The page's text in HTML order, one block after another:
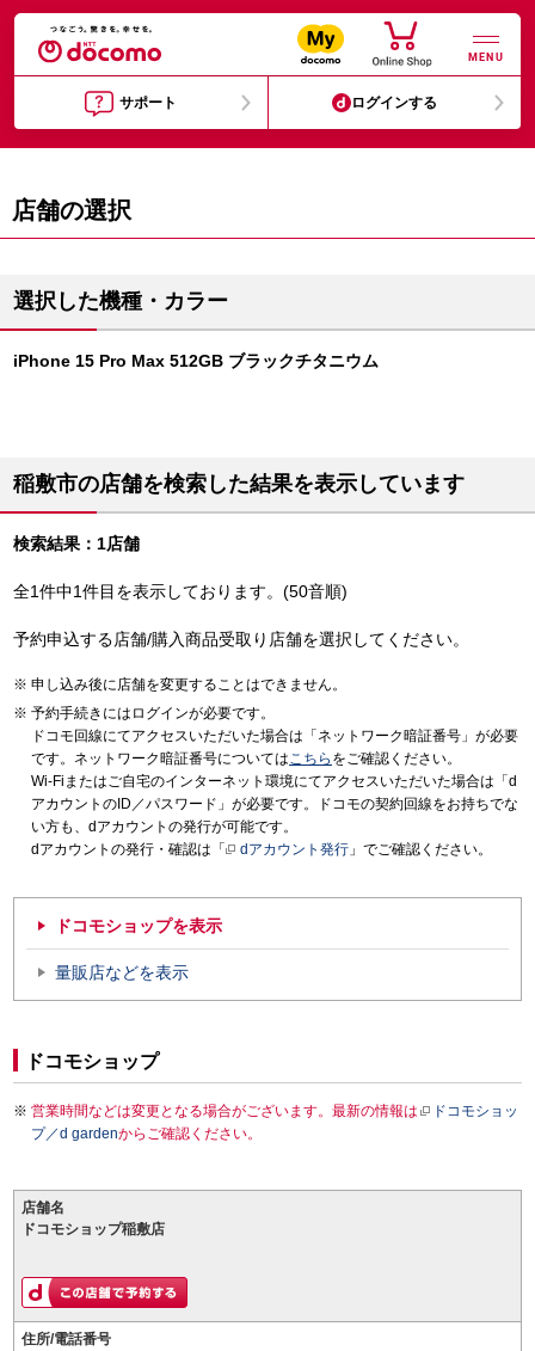
MENU
サポート ログインする
店舗の選択
選択した機種・カラー
iPhone 15 Pro Max 512GB ブラックチタニウム
稲敷市の店舗を検索した結果を表示しています
検索結果：1店舗
全1件中1件目を表示しております。(50音順)
予約申込する店舗/購入商品受取り店舗を選択してください。
申し込み後に店舗を変更することはできません。
予約手続きにはログインが必要です。
ドコモ回線にてアクセスいただいた場合は「ネットワーク暗証番号」が必要
です。ネットワーク暗証番号についてはこちら をご確認ください。
Wi-Fiまたはご自宅のインターネット環境にてアクセスいただいた場合は「d
アカウントのID／パスワード」が必要です。ドコモの契約回線をお持ちでな
い方も、dアカウントの発行が可能です。
dアカウントの発行・確認は「
dアカウント発行 」でご確認ください。
ドコモショップを表示
量販店などを表示
ドコモショップ
営業時間などは変更となる場合がございます。最新の情報は
ドコモショッ
プ／d gardenからご確認ください。
店舗名
ドコモショップ稲敷店
住所/電話番号